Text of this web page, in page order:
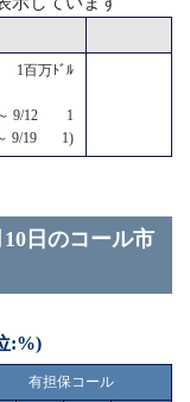
1百万ﾄﾞﾙ
9/12 1
9/19 1)
日のコール市
:%)
有担保コール